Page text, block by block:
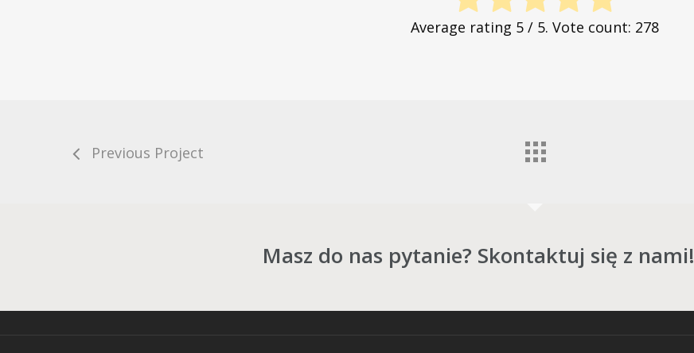
Average rating 5 / 5. Vote count: 278
Previous Project
Masz do nas pytanie? Skontaktuj się z nami!